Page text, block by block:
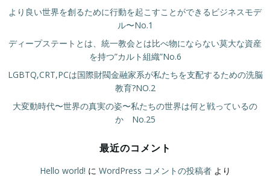
より良い世界を創るために行動を起こすことができるビジネスモデ
ル〜No.1
ディープステートとは、統一教会とは比べ物にならない莫大な資産
を持つ”カルト組織”No.6
LGBTQ,CRT,PCは国際財閥金融家系が私たちを支配するための洗脳
教育?NO.2
大変動時代〜世界の真実の姿〜私たちの世界は何と戦っているの
か No.25
最近のコメント
Hello world! に WordPress コメントの投稿者より